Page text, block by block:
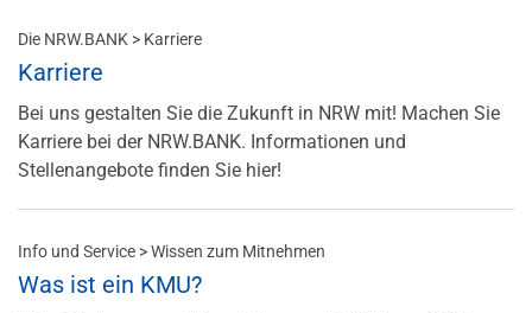
Die NRW.BANK > Karriere
Karriere
Bei uns gestalten Sie die Zukunft in NRW mit! Machen Sie
Karriere bei der NRW.BANK. Informationen und
Stellenangebote finden Sie hier!
Info und Service > Wissen zum Mitnehmen
Was ist ein KMU?